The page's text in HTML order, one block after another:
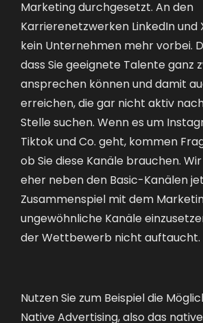
Marketing durchgesetzt. An den
Karrierenetzwerken LinkedIn und
kein Unternehmen mehr vorbei.
dass Sie geeignete Talente ganz
ansprechen können und damit
erreichen, die gar nicht aktiv
Stelle suchen. Wenn es um
Tiktok und Co. geht, kommen
ob Sie diese Kanäle brauchen.
eher neben den Basic-Kanälen
Zusammenspiel mit dem
ungewöhnliche Kanäle
der Wettbewerb nicht auftaucht.
Nutzen Sie zum Beispiel die
Native Advertising, also das